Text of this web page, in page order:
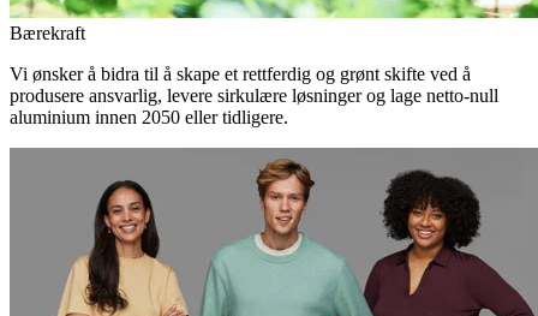
Bærekraft
Vi ønsker å bidra til å skape et rettferdig og grønt skifte ved å
produsere ansvarlig, levere sirkulære løsninger og lage netto-null
aluminium innen 2050 eller tidligere.